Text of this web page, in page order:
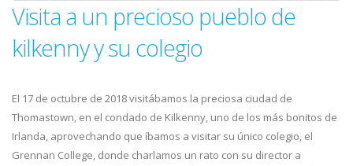
Visita a un precioso pueblo de
kilkenny y su colegio
El 17 de octubre de 2018 visitábamos la preciosa ciudad de
Thomastown, en el condado de Kilkenny, uno de los más bonitos de
Irlanda, aprovechando que íbamos a visitar su único colegio, el
Grennan College, donde charlamos un rato con su director a